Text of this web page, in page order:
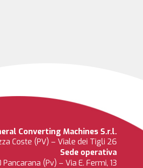
Converting Machines S.r.l.
Coste (PV) – Viale dei Tigli 26
Sede operativa
(Pv) – Via E. Fermi, 13